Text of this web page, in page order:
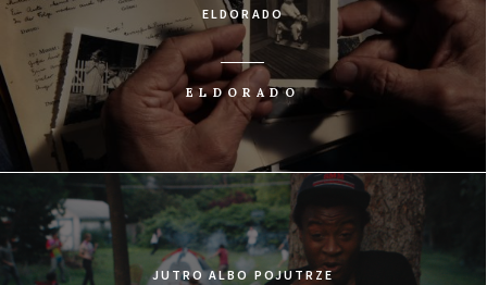
ELDORADO
ELDORADO
JUTRO ALBO POJUTRZE